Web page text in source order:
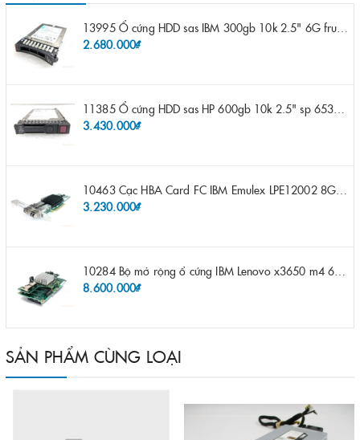
2.680.000₫
3.430.000₫
3.230.000₫
8.600.000₫
SẢN PHẨM CÙNG LOẠI